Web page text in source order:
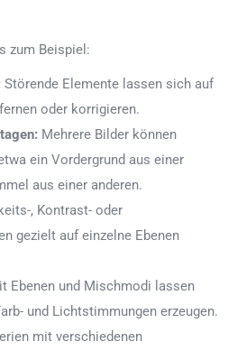
zum Beispiel:
Störende Elemente lassen sich auf
oder korrigieren.
Mehrere Bilder können
ein Vordergrund aus einer
aus einer anderen.
, Kontrast- oder
gezielt auf einzelne Ebenen
Ebenen und Mischmodi lassen
und Lichtstimmungen erzeugen.
mit verschiedenen